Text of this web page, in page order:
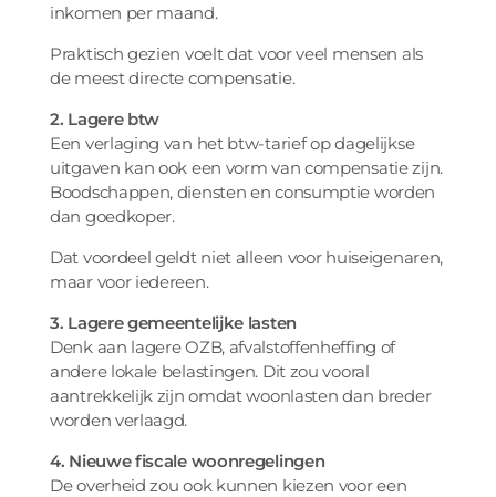
inkomen per maand.
Praktisch gezien voelt dat voor veel mensen als
de meest directe compensatie.
2. Lagere btw
Een verlaging van het btw-tarief op dagelijkse
uitgaven kan ook een vorm van compensatie zijn.
Boodschappen, diensten en consumptie worden
dan goedkoper.
Dat voordeel geldt niet alleen voor huiseigenaren,
maar voor iedereen.
3. Lagere gemeentelijke lasten
Denk aan lagere OZB, afvalstoffenheffing of
andere lokale belastingen. Dit zou vooral
aantrekkelijk zijn omdat woonlasten dan breder
worden verlaagd.
4. Nieuwe fiscale woonregelingen
De overheid zou ook kunnen kiezen voor een